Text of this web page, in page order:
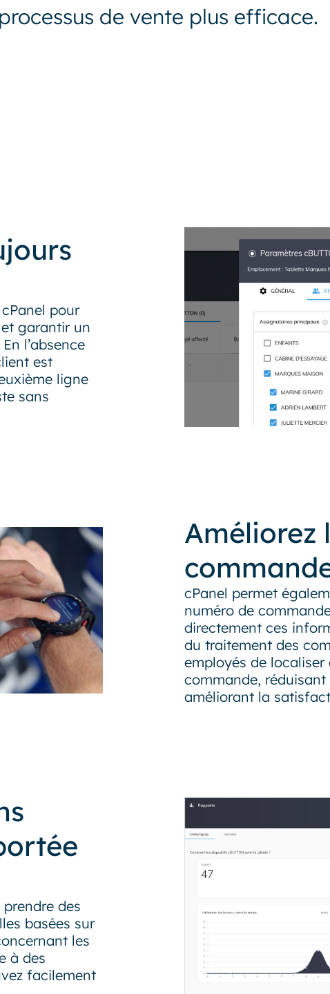
de vente plus efficace.
pour
garantir un
l’absence
est
ligne
sans
Améliorez
cPanel permet
numéro de
directement ces
du traitement des
employés de
commande,
améliorant la
des
basées sur
les
à des
facilement